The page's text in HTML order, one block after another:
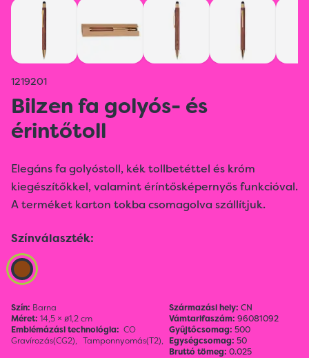
1219201
Bilzen fa golyós- és
érintőtoll
Elegáns fa golyóstoll, kék tollbetéttel és króm
kiegészítőkkel, valamint éríntősképernyős funkcióval.
A terméket karton tokba csomagolva szállítjuk.
Színválaszték:
Szín: Barna
Méret: 14,5 × ø1,2 cm
Emblémázási technológia: CO
Gravírozás(CG2), Tamponnyomás(T2),
Származási hely: CN
Vámtarifaszám: 96081092
Gyűjtőcsomag: 500
Egységcsomag: 50
Bruttó tömeg: 0.025